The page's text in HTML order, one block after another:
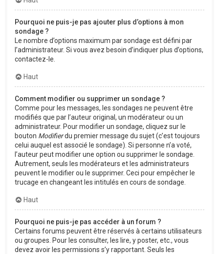
Pourquoi ne puis-je pas ajouter plus d’options à mon
sondage ?
Le nombre d’options maximum par sondage est défini par
l’administrateur. Si vous avez besoin d’indiquer plus d’options,
contactez-le.
Haut
Comment modifier ou supprimer un sondage ?
Comme pour les messages, les sondages ne peuvent être
modifiés que par l’auteur original, un modérateur ou un
administrateur. Pour modifier un sondage, cliquez sur le
bouton Modifierdu premier message du sujet (c’est toujours
celui auquel est associé le sondage). Si personne n’a voté,
l’auteur peut modifier une option ou supprimer le sondage.
Autrement, seuls les modérateurs et les administrateurs
peuvent le modifier ou le supprimer. Ceci pour empêcher le
trucage en changeant les intitulés en cours de sondage.
Haut
Pourquoi ne puis-je pas accéder à un forum ?
Certains forums peuvent être réservés à certains utilisateurs
ou groupes. Pour les consulter, les lire, y poster, etc., vous
devez avoir les permissions s’y rapportant. Seuls les